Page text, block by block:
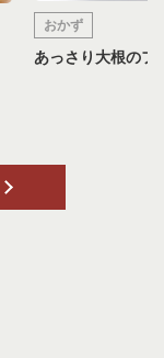
おかず
すぐき入り鶏のか